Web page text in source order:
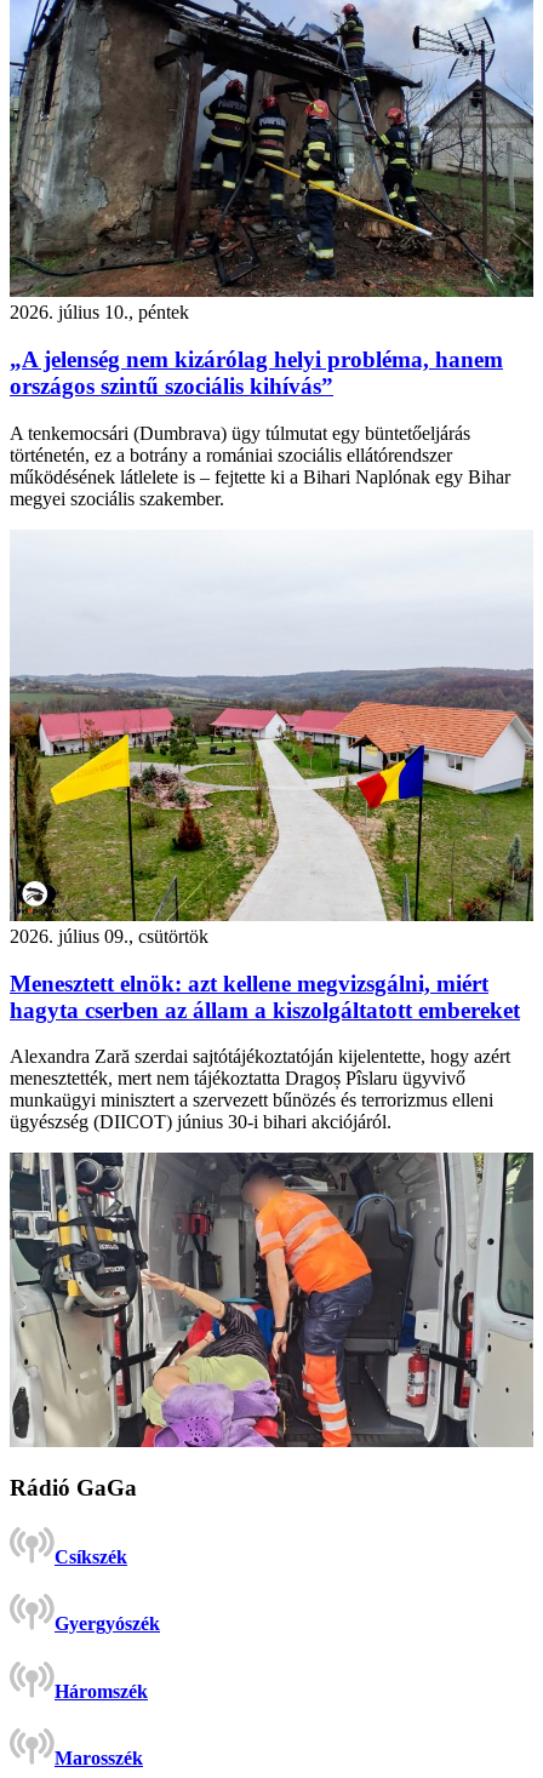
2026. július 10., péntek
„A jelenség nem kizárólag helyi probléma, hanem
országos szintű szociális kihívás”
A tenkemocsári (Dumbrava) ügy túlmutat egy büntetőeljárás
történetén, ez a botrány a romániai szociális ellátórendszer
működésének látlelete is – fejtette ki a Bihari Naplónak egy Bihar
megyei szociális szakember.
2026. július 09., csütörtök
Menesztett elnök: azt kellene megvizsgálni, miért
hagyta cserben az állam a kiszolgáltatott embereket
Alexandra Zară szerdai sajtótájékoztatóján kijelentette, hogy azért
menesztették, mert nem tájékoztatta Dragoș Pîslaru ügyvivő
munkaügyi minisztert a szervezett bűnözés és terrorizmus elleni
ügyészség (DIICOT) június 30-i bihari akciójáról.
Rádió GaGa
Csíkszék
Gyergyószék
Háromszék
Marosszék